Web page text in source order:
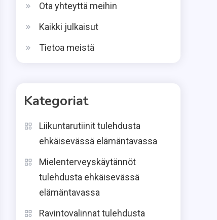
Ota yhteyttä meihin
Kaikki julkaisut
Tietoa meistä
Kategoriat
Liikuntarutiinit tulehdusta
ehkäisevässä elämäntavassa
Mielenterveyskäytännöt
tulehdusta ehkäisevässä
elämäntavassa
Ravintovalinnat tulehdusta